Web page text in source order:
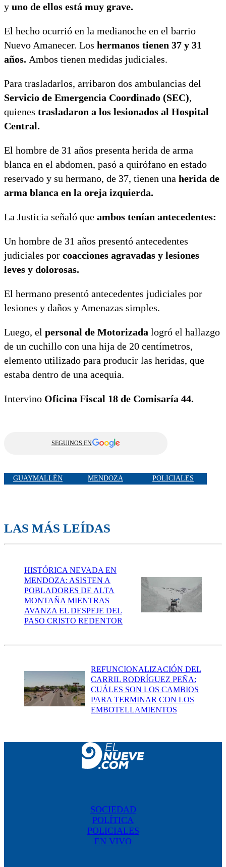
y uno de ellos está muy grave.
El hecho ocurrió en la medianoche en el barrio
Nuevo Amanecer. Los hermanos tienen 37 y 31
años. Ambos tienen medidas judiciales.
Para trasladarlos, arribaron dos ambulancias del
Servicio de Emergencia Coordinado (SEC),
quienes trasladaron a los lesionados al Hospital
Central.
El hombre de 31 años presenta herida de arma
blanca en el abdomen, pasó a quirófano en estado
reservado y su hermano, de 37, tienen una herida de
arma blanca en la oreja izquierda.
La Justicia señaló que ambos tenían antecedentes:
Un hombre de 31 años presentó antecedentes
judiciales por coacciones agravadas y lesiones
leves y dolorosas.
El hermano presentó antecedentes judiciales por
lesiones y daños y Amenazas simples.
Luego, el personal de Motorizada logró el hallazgo
de un cuchillo con una hija de 20 centímetros,
elemento utilizado para producir las heridas, que
estaba dentro de una acequia.
Intervino Oficina Fiscal 18 de Comisaría 44.
SEGUINOS EN
GUAYMALLÉN MENDOZA POLICIALES
LAS MÁS LEÍDAS
HISTÓRICA NEVADA EN
MENDOZA: ASISTEN A
POBLADORES DE ALTA
MONTAÑA MIENTRAS
AVANZA EL DESPEJE DEL
PASO CRISTO REDENTOR
REFUNCIONALIZACIÓN DEL
CARRIL RODRÍGUEZ PEÑA:
CUÁLES SON LOS CAMBIOS
PARA TERMINAR CON LOS
EMBOTELLAMIENTOS
SOCIEDAD
POLÍTICA
POLICIALES
EN VIVO